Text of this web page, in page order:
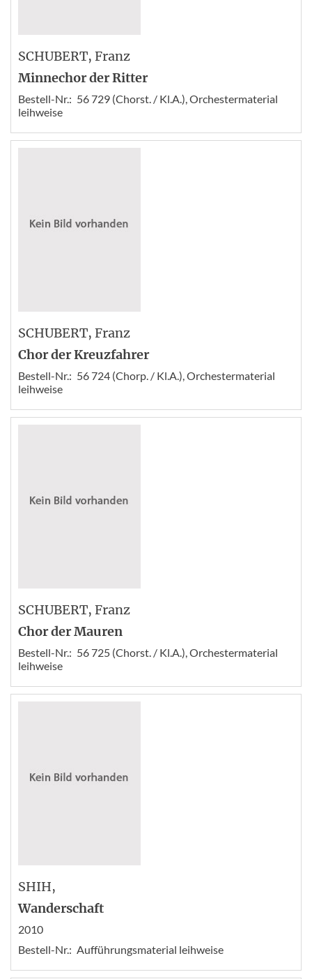
SCHUBERT, Franz
Minnechor der Ritter
Bestell-Nr.: 56 729 (Chorst. / Kl.A.), Orchestermaterial
leihweise
SCHUBERT, Franz
Chor der Kreuzfahrer
Bestell-Nr.: 56 724 (Chorp. / Kl.A.), Orchestermaterial
leihweise
SCHUBERT, Franz
Chor der Mauren
Bestell-Nr.: 56 725 (Chorst. / Kl.A.), Orchestermaterial
leihweise
SHIH,
Wanderschaft
2010
Bestell-Nr.: Aufführungsmaterial leihweise